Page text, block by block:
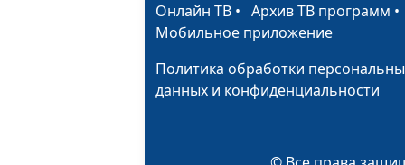
Онлайн ТВ • Архив ТВ программ •
Мобильное приложение
Политика обработки
данных и конфиденциальности